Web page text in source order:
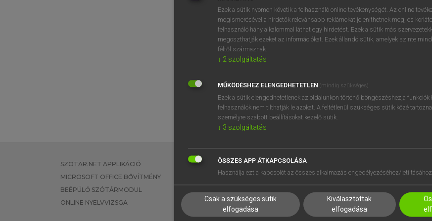
BELÉPÉS
próbaverziójának
regisztrálok és
REGISZTRÁCIÓ
SZOTAR.NET APPLIKÁCIÓ
MICROSOFT OFFICE BŐVÍTMÉNY
BEÉPÜLŐ SZÓTÁRMODUL
ONLINE NYELVVIZSGA
EGYÉNI FELHASZNÁLÓKNAK
TANULÓKNAK
VÁLLALATI MEGOLDÁSOK
SÚGÓ
RÓLUNK
SÜTI BEÁLLÍTÁSOK
Ezek a sütik nyomon követik a felhasználó online tevékenységét. Az online
megismerésével a hirdetők relevánsabb reklámokat jeleníthetnek meg, és
felhasználó hány alkalommal láthat egy hirdetést. Ezek a sütik más
megoszthatják ezeket az információkat. Ezek állandó sütik, amelyek szinte
féltől származnak.
↓ 2 szolgáltatás
MŰKÖDÉSHEZ ELENGEDHETETLEN (mindig szükséges)
Ezek a sütik elengedhetetlenek az oldalunkon történő böngészéshez,a funkciók
felhasználók nem tilthatják le azokat. A feltétlenül szükséges sütik közé
személyre szabott beállításokat kezelő sütik.
↓ 3 szolgáltatás
ÖSSZES APP ÁTKAPCSOLÁSA
Használja ezt a kapcsolót az összes alkalmazás engedélyezéséhez/
Csak a szükséges sütik
elfogadása
Kiválasztottak
elfogadása